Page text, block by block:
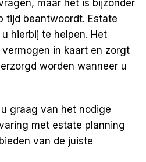
maar het is bijzonder
tijd beantwoordt. Estate
hierbij te helpen. Het
in kaart en zorgt
worden wanneer u
graag van het nodige
met estate planning
van de juiste